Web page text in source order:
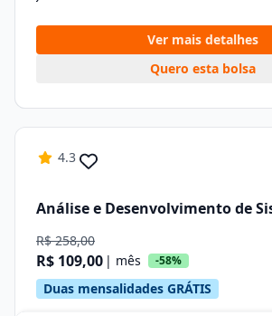
Ver mais detalhes
Quero esta bolsa
4.3
Análise e Desenvolvimento de
R$ 258,00
R$ 109,00 | mês -58%
Duas mensalidades GRÁTIS